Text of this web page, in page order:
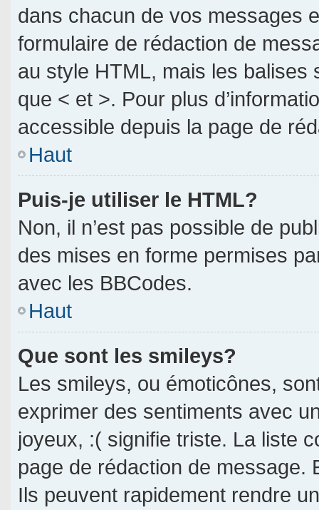
dans chacun de vos messages
formulaire de rédaction de
au style HTML, mais les
que < et >. Pour plus
accessible depuis la page de
Haut
Puis-je utiliser le HTML?
Non, il n’est pas possible de
des mises en forme permises
avec les BBCodes.
Haut
Que sont les smileys?
Les smileys, ou émoticônes,
exprimer des sentiments avec
joyeux, :( signifie triste. La liste
page de rédaction de message.
Ils peuvent rapidement rendre